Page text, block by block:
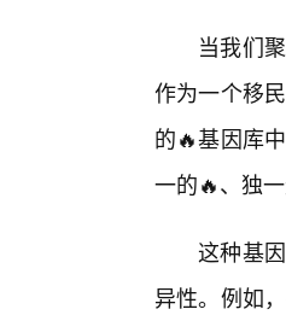
当我们
作为一个移
的🔥基因库
一的🔥、独
这种基
异性。例如